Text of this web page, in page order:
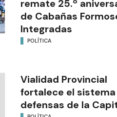
remate 25.º
de Cabañas
Integradas
POLÍTICA
Vialidad Provincial
fortalece el sistema
defensas de la